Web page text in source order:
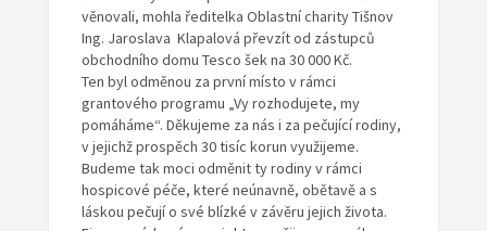
věnovali, mohla ředitelka Oblastní charity Tišnov
Ing. Jaroslava Klapalová převzít od zástupců
obchodního domu Tesco šek na 30 000 Kč.
Ten byl odměnou za první místo v rámci
grantového programu „Vy rozhodujete, my
pomáháme“. Děkujeme za nás i za pečující rodiny,
v jejichž prospěch 30 tisíc korun využijeme.
Budeme tak moci odměnit ty rodiny v rámci
hospicové péče, které neúnavně, obětavě a s
láskou pečují o své blízké v závěru jejich života.